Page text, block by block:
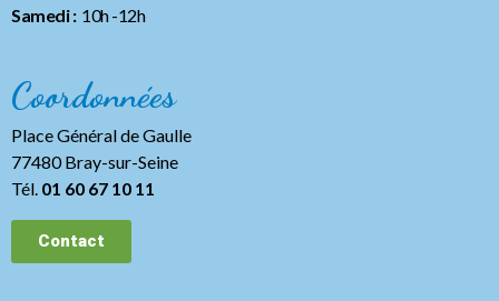
Samedi :10h -12h
Coordonnées
Place Général de Gaulle
77480 Bray-sur-Seine
Tél. 01 60 67 10 11
Contact